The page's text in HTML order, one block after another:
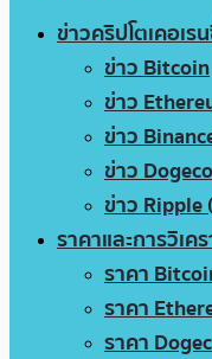
ข่าวคริปโตเคอเร
ข่าว Bitcoin
ข่าว
ข่าว
ข่าว
ข่าว Ripple
ราคาและการวิเค
ราคา
ราคา
ราคา